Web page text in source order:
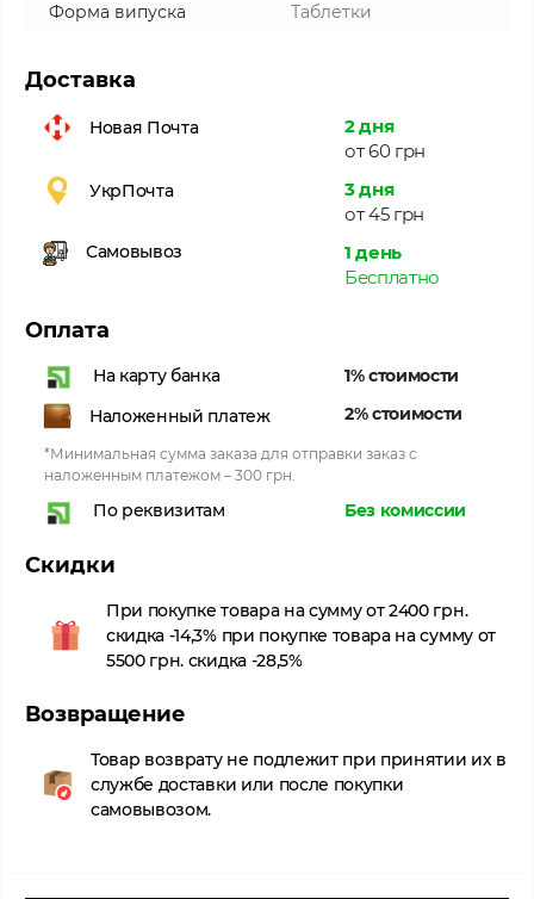
Форма випуска Таблетки
Доставка
Новая Почта
2 дня
от 60 грн
УкрПочта
3 дня
от 45 грн
Самовывоз
1 день
Бесплатно
Оплата
На карту банка
1% стоимости
Наложенный платеж
2% стоимости
*Минимальная сумма заказа для отправки заказ с
наложенным платежом – 300 грн.
По реквизитам Без комиссии
Скидки
При покупке товара на сумму от 2400 грн.
скидка -14,3% при покупке товара на сумму от
5500 грн. скидка -28,5%
Возвращение
Товар возврату не подлежит при принятии их в
службе доставки или после покупки
самовывозом.